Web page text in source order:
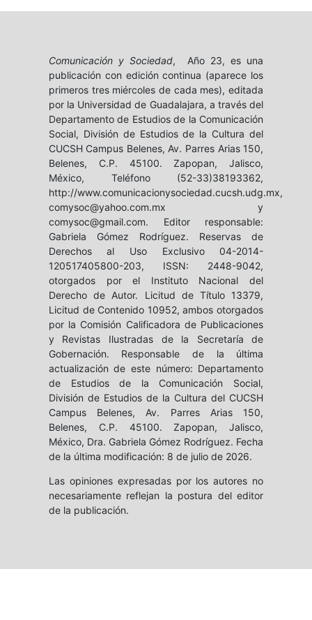
Comunicación y Sociedad, Año 23, es una
publicación con edición continua (aparece los
primeros tres miércoles de cada mes), editada
por la Universidad de Guadalajara, a través del
Departamento de Estudios de la Comunicación
Social, División de Estudios de la Cultura del
CUCSH Campus Belenes, Av. Parres Arias 150,
Belenes, C.P. 45100. Zapopan, Jalisco,
México, Teléfono (52-33)38193362,
http://www.comunicacionysociedad.cucsh.udg.mx,
comysoc@yahoo.com.mx y
comysoc@gmail.com. Editor responsable:
Gabriela Gómez Rodríguez. Reservas de
Derechos al Uso Exclusivo 04-2014-
120517405800-203, ISSN: 2448-9042,
otorgados por el Instituto Nacional del
Derecho de Autor. Licitud de Título 13379,
Licitud de Contenido 10952, ambos otorgados
por la Comisión Calificadora de Publicaciones
y Revistas Ilustradas de la Secretaría de
Gobernación. Responsable de la última
actualización de este número: Departamento
de Estudios de la Comunicación Social,
División de Estudios de la Cultura del CUCSH
Campus Belenes, Av. Parres Arias 150,
Belenes, C.P. 45100. Zapopan, Jalisco,
México, Dra. Gabriela Gómez Rodríguez. Fecha
de la última modificación: 8 de julio de 2026.
Las opiniones expresadas por los autores no
necesariamente reflejan la postura del editor
de la publicación.